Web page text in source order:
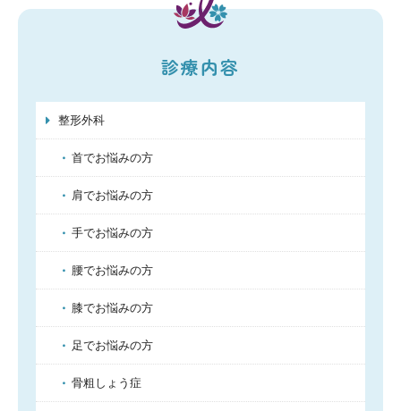
診療内容
整形外科
首でお悩みの方
肩でお悩みの方
手でお悩みの方
腰でお悩みの方
膝でお悩みの方
足でお悩みの方
骨粗しょう症